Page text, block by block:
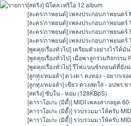
[สตริง]นิโคล เทริโอ 12 album
[ละคร/ภาพยนต์] เพลงประกอบภาพยนตร์
[ละคร/ภาพยนต์] เพลงประกอบภาพยนตร์
[ละคร/ภาพยนต์] เพลงประกอบภาพยนตร์
[ละคร/ภาพยนต์] เพลงประกอบภาพยนตร์
[พูดคุยเรื่องทั่วไป] เตรียมตัวอย่างไรให้มั่
[พูดคุยเรื่องทั่วไป] เมื่อพาลูกร่วมกิจกรรม
[พูดคุยเรื่องทั่วไป]รีไฟแนนซ์รถยนต์ที่ยัง
[ลูกทุ่ง/หมอลำ]ดวงตา คงทอง - อยากเจอ
[ลูกทุ่ง/หมอลำ] เขียว ดวงสดใส - อปพร.ข
[สตริง]ซับใน - หอม (128KBpS)
[คาราโอเกะ (มิดี้)] MIDI เพลงสากลยุค
[คาราโอเกะ (มิดี้)] รวบรวมมาให้ครับ
[คาราโอเกะ (มิดี้)] รวบรวมมาให้ครับ